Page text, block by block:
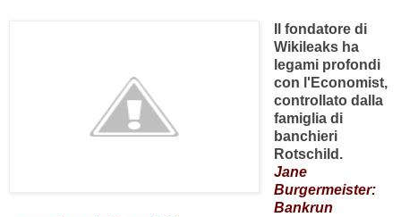
Il fondatore di
Wikileaks ha
legami profondi
con l'Economist,
controllato dalla
famiglia di
banchieri
Rotschild.
Jane
Burgermeister:
Bankrun